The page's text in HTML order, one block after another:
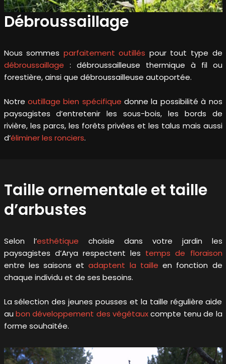
Débroussaillage
Nous sommes parfaitement outillés pour tout type de
débroussaillage : débroussailleuse thermique à fil ou
forestière, ainsi que débroussailleuse autoportée.
Notre outillage bien spécifique donne la possibilité à nos
paysagistes d’entretenir les sous-bois, les bords de
rivière, les parcs, les forêts privées et les talus mais aussi
d’éliminer les ronciers.
Taille ornementale et taille
d’arbustes
Selon l’esthétique choisie dans votre jardin les
paysagistes d’Arya respectent les temps de floraison
entre les saisons etadaptent la taille en fonction de
chaque individu et de ses besoins.
La sélection des jeunes pousses et la taille régulière aide
au bon développement des végétauxcompte tenu de la
forme souhaitée.